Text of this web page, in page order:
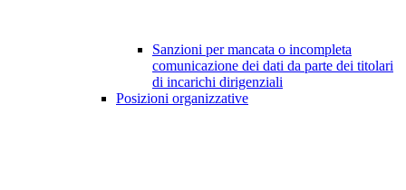
Sanzioni per mancata o incompleta
comunicazione dei dati da parte dei titolari
di incarichi dirigenziali
Posizioni organizzative